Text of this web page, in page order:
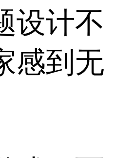
设计不
感到无